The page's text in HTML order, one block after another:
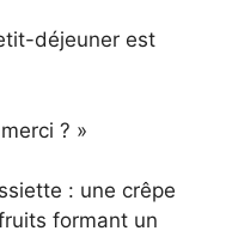
déjeuner est
? »
: une crêpe
formant un